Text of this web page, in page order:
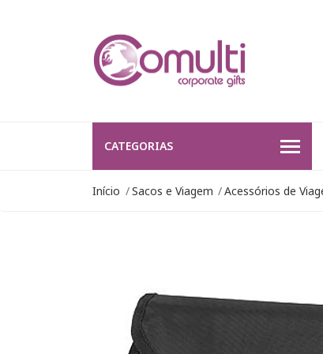
CATEGORIAS
Início Sacos e Viagem Acessórios de